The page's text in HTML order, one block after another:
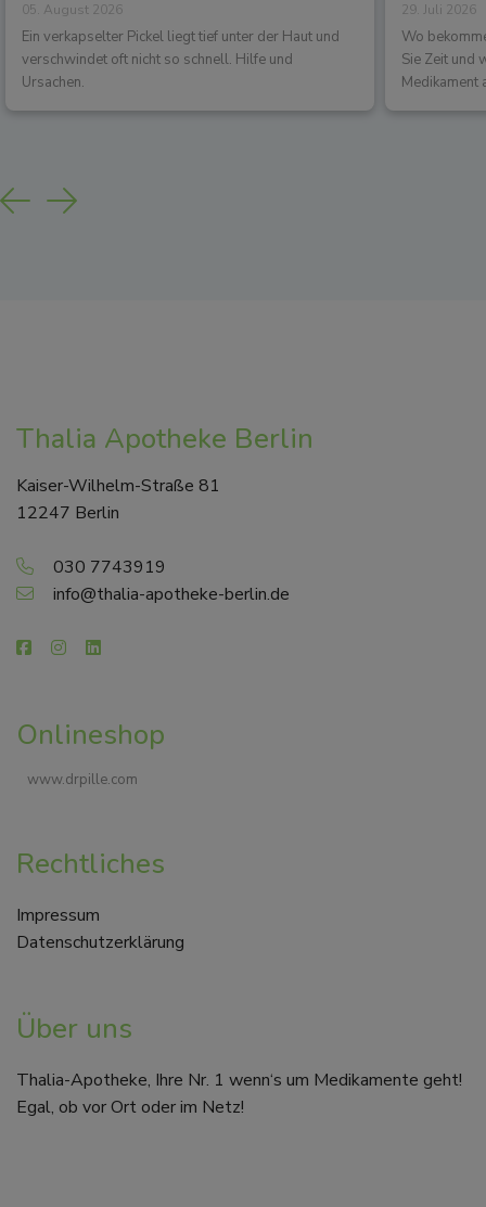
los?
05. August 2026
Ein verkapselter Pickel liegt tief unter der Haut und
verschwindet oft nicht so schnell. Hilfe und
Ursachen.
29. Juli 2026
Wo
Sie Zeit und
Medikament
Previous
Next
Thalia Apotheke Berlin
Kaiser-Wilhelm-Straße 81
12247 Berlin
030 7743919
info@thalia-apotheke-berlin.de
Onlineshop
www.drpille.com
Rechtliches
Impressum
Datenschutzerklärung
Über uns
Thalia-Apotheke, Ihre Nr. 1 wenn‘s um Medikamente geht!
Egal, ob vor Ort oder im Netz!